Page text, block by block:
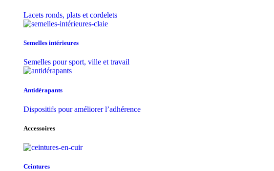
Lacets ronds, plats et cordelets
Semelles intérieures
Semelles pour sport, ville et travail
Antidérapants
Dispositifs pour améliorer l’adhérence
Accessoires
Ceintures